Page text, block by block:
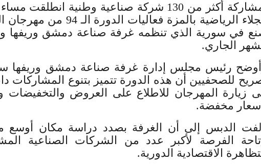
بمشاركة أكثر من 130 شركة صناعية وطنية
الجلاء الرياضية بالمزة
الجاري.
رئيس مجلس إدارة غرفة صناعة دمشق وريفها
للصحفيين أن هذه الدورة تتميز بتنوع المشاركات
زيارة المهرجان للاطلاع على العروض والتخفيضات
مخفضة.
الدبس إلى أن الغرفة بصدد دراسة مكان أوسع
الفرصة لأكبر عدد من الشركات الصناعية
الاقتصادية الدورية.